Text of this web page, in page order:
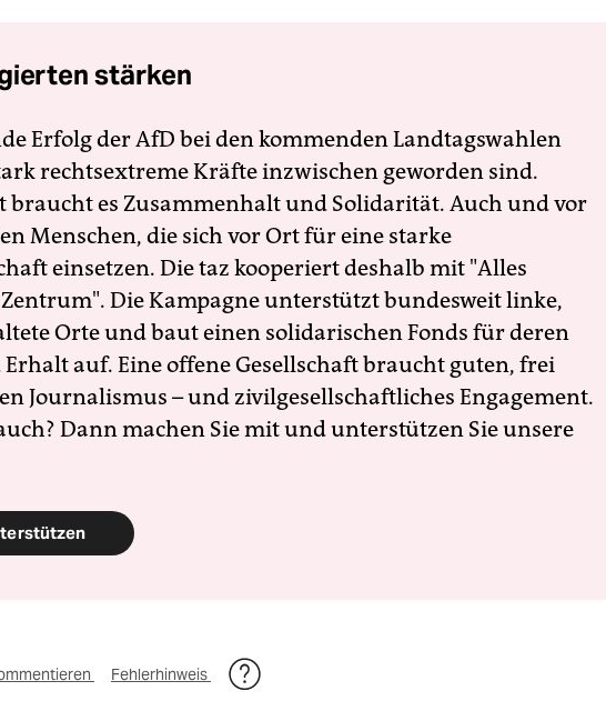
stärken
Erfolg der AfD bei den kommenden Landtagswahlen
rechtsextreme Kräfte inzwischen geworden sind.
braucht es Zusammenhalt und Solidarität. Auch und vor
Menschen, die sich vor Ort für eine starke
einsetzen. Die taz kooperiert deshalb mit "Alles
Die Kampagne unterstützt bundesweit linke,
Orte und baut einen solidarischen Fonds für deren
auf. Eine offene Gesellschaft braucht guten, frei
Journalismus – und zivilgesellschaftliches Engagement.
Dann machen Sie mit und unterstützen Sie unsere
Fehlerhinweis